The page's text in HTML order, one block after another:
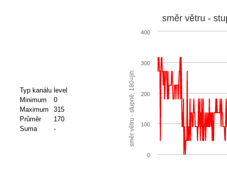
Typ kanálu level
Minimum
0
Maximum
315
Průměr
170
Suma
- směr větru - stupně, 180=jih
směr větru -
0
100
200
300
400